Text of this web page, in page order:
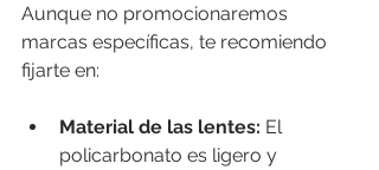
Aunque no promocionaremos
marcas específicas, te recomiendo
fijarte en:
Material de las lentes: El
policarbonato es ligero y